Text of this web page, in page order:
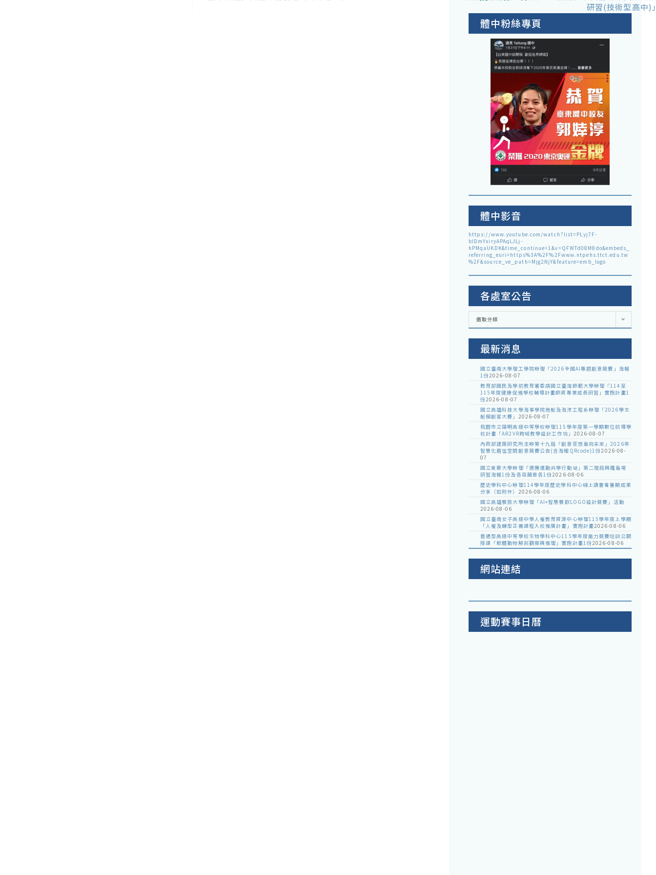
研習(技術型高中)
體中粉絲專頁
體中影音
https://www.youtube.com/watch?list=PLyj7F-
blDmYxiryAPAqLJLj-
hPMqaUKDK&time_continue=1&v=QFWTd08M8do&embeds_
referring_euri=https%3A%2F%2Fwww.ntpehs.ttct.edu.tw
%2F&source_ve_path=Mjg2NjY&feature=emb_logo
各處室公告
各
室
選取分類
最新消息
國立臺南大學理工學院辦理「2026全國AI專題創意競賽」海報
1份2026-08-07
教育部國民及學前教育署委請國立臺灣師範大學辦理「114至
115年度健康促進學校輔導計畫師資專業成長研習」實施計畫1
份2026-08-07
國立高雄科技大學海事學院造船及海洋工程系辦理「2026學生
船模創客大賽」 2026-08-07
桃園市立陽明高級中等學校辦理115學年度第一學期數位前導學
校計畫「AR2VR跨域教學設計工作坊」 2026-08-07
內政部建築研究所主辦第十九屆「創意狂想巢向未來」2026年
智慧化居住空間創意競賽公告(含海報QRcode)1份2026-08-
07
國立東華大學辦理「適應運動共學行動站」第二階段與離島場
研習海報1份及各區簡章各1份2026-08-06
歷史學科中心辦理114學年度歷史學科中心線上讀書會暑期成果
分享（如附件） 2026-08-06
國立高雄餐旅大學辦理「AI+智慧餐飲LOGO設計競賽」活動
2026-08-06
國立臺南女子高級中學人權教育資源中心辦理115學年度上學期
「人權及轉型正義課程入校推廣計畫」實施計畫2026-08-06
普通型高級中等學校生物學科中心115學年度能力競賽培訓公開
授課「軟體動物解剖觀察與推理」實施計畫1份2026-08-06
網站連結
運動賽事日曆